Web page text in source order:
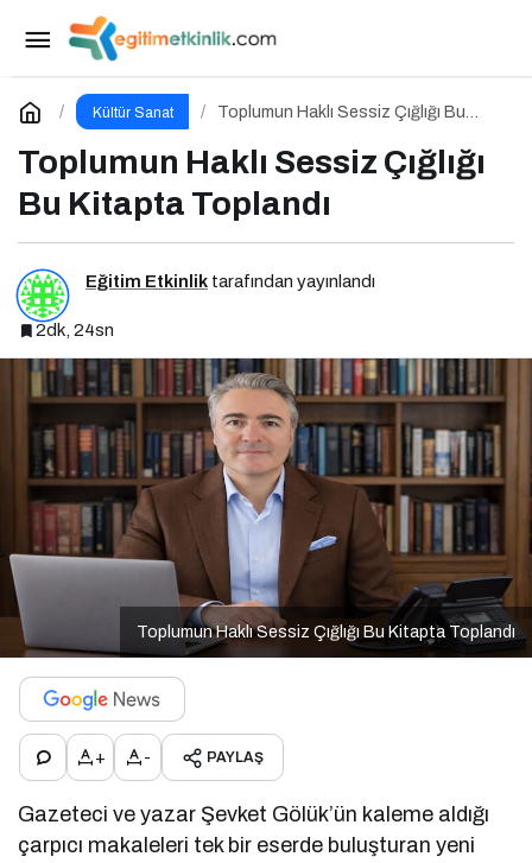
Kültür Sanat
Toplumun Haklı Sessiz Çığlığı Bu
Toplumun Haklı Sessiz Çığlığı
Bu Kitapta Toplandı
Eğitim Etkinlik tarafından yayınlandı
2dk, 24sn
Toplumun Haklı Sessiz Çığlığı Bu Kitapta Toplandı
+ - PAYLAŞ
Gazeteci ve yazar Şevket Gölük’ün kaleme aldığı
çarpıcı makaleleri tek bir eserde buluşturan yeni
Tarihi Hıdırlık Kulesi’nde Modanın Büyülü
Gecesi: Cihan Nacar Defilesi
Yorum Yap